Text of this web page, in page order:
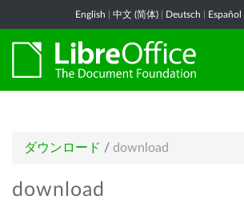
English 中文 (简体) Deutsch Español
ダウンロード / download
download